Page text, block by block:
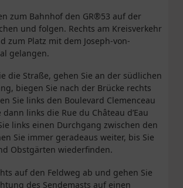
zum Bahnhof den GR®53 auf der
und folgen. Rechts am Kreisverkehr
zum Platz mit dem Joseph-von-
gelangen.
die Straße, gehen Sie an der südlichen
biegen Sie nach der Brücke rechts
Sie links den Boulevard Clemenceau
dann links die Rue du Château d’Eau
links einen Durchgang zwischen den
Sie immer geradeaus weiter, bis Sie
Obstgärten wiederfinden.
auf den Feldweg ab und gehen Sie
des Sendemasts auf einen